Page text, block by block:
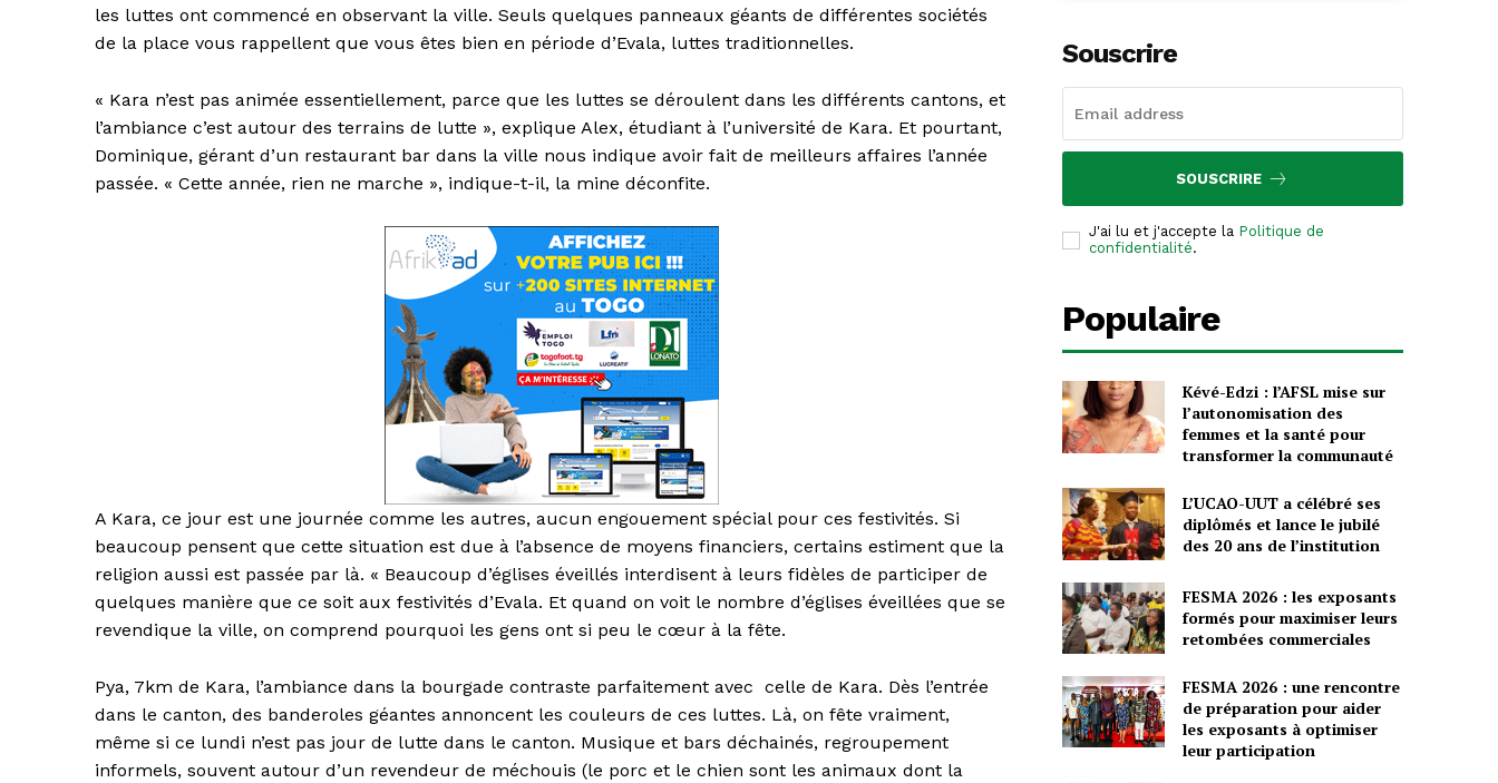
les luttes ont commencé en observant la ville. Seuls quelques panneaux géants de différentes sociétés
de la place vous rappellent que vous êtes bien en période d’Evala, luttes traditionnelles.
« Kara n’est pas animée essentiellement, parce que les luttes se déroulent dans les différents cantons, et
l’ambiance c’est autour des terrains de lutte », explique Alex, étudiant à l’université de Kara. Et pourtant,
Dominique, gérant d’un restaurant bar dans la ville nous indique avoir fait de meilleurs affaires l’année
passée. « Cette année, rien ne marche », indique-t-il, la mine déconfite.
A Kara, ce jour est une journée comme les autres, aucun engouement spécial pour ces festivités. Si
beaucoup pensent que cette situation est due à l’absence de moyens financiers, certains estiment que la
religion aussi est passée par là. « Beaucoup d’églises éveillés interdisent à leurs fidèles de participer de
quelques manière que ce soit aux festivités d’Evala. Et quand on voit le nombre d’églises éveillées que se
revendique la ville, on comprend pourquoi les gens ont si peu le cœur à la fête.
Pya, 7km de Kara, l’ambiance dans la bourgade contraste parfaitement avec celle de Kara. Dès l’entrée
dans le canton, des banderoles géantes annoncent les couleurs de ces luttes. Là, on fête vraiment,
même si ce lundi n’est pas jour de lutte dans le canton. Musique et bars déchainés, regroupement
informels, souvent autour d’un revendeur de méchouis (le porc et le chien sont les animaux dont la
Souscrire
SOUSCRIRE
J'ai lu et j'accepte la Politique de
confidentialité.
Populaire
Kévé-Edzi : l’AFSL mise sur
l’autonomisation des
femmes et la santé pour
transformer la communauté
L’UCAO-UUT a célébré ses
diplômés et lance le jubilé
des 20 ans de l’institution
FESMA 2026 : les exposants
formés pour maximiser leurs
retombées commerciales
FESMA 2026 : une rencontre
de préparation pour aider
les exposants à optimiser
leur participation